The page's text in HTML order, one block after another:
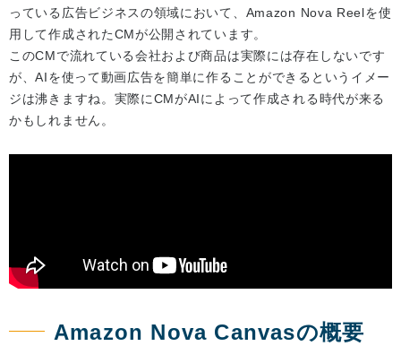
っている広告ビジネスの領域において、Amazon Nova Reelを使
用して作成されたCMが公開されています。
このCMで流れている会社および商品は実際には存在しないです
が、AIを使って動画広告を簡単に作ることができるというイメー
ジは沸きますね。実際にCMがAIによって作成される時代が来る
かもしれません。
Amazon Nova Canvasの概要